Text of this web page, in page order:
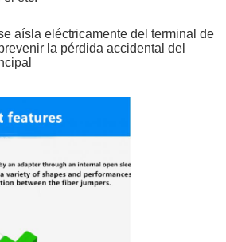
aísla eléctricamente del terminal de
la pérdida accidental del